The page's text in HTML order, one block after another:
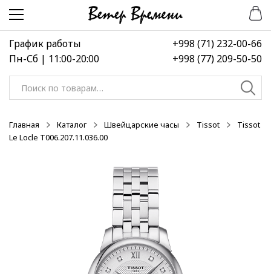
Перейти
навигации
Перейти
содержимому
График работы
Пн-Сб | 11:00-20:00
+998 (71) 232-00-66
+998 (77) 209-50-50
Искать:
Главная Каталог Швейцарские часы Tissot
Tissot
Le Locle T006.207.11.036.00